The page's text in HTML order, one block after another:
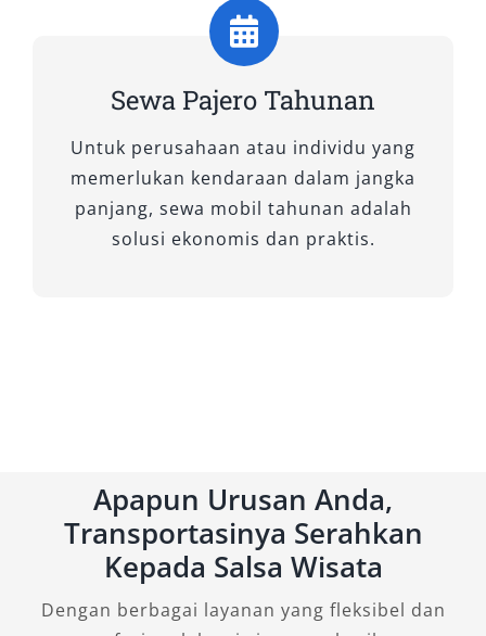
mobilitas Anda di Sidoarjo dan sekitarnya.
kendaraan kuat untuk medan berat, aktivitas
luar ruangan, maupun perjalanan ke daerah
dengan kontur jalan menantang.
kegiatan lapangan, atau petualangan di wilayah
pegunungan. Kabin lega dan desain tegas
menambah nilai lebih bagi para pengguna yang
aktif dan dinamis.
Sewa Pajero Tahunan
Untuk perusahaan atau individu yang
memerlukan kendaraan dalam jangka
panjang, sewa mobil tahunan adalah
solusi ekonomis dan praktis.
Apapun Urusan Anda,
Transportasinya Serahkan
Kepada Salsa Wisata
Dengan berbagai layanan yang fleksibel dan